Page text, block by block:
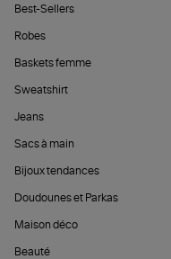
Best-Sellers
Robes
Baskets femme
Sweatshirt
Jeans
Sacs à main
Bijoux tendances
Doudounes et Parkas
Maison déco
Beauté